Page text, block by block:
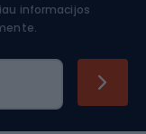
informacijos